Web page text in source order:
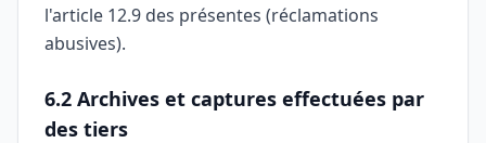
l'article 12.9 des présentes (réclamations
abusives).
6.2 Archives et captures effectuées par
des tiers